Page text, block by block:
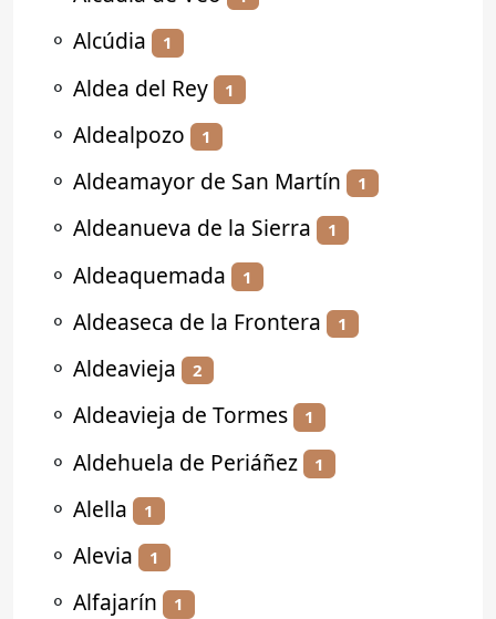
⚬ Alcúdia 1
⚬ Aldea del Rey 1
⚬ Aldealpozo 1
⚬ Aldeamayor de San Martín 1
⚬ Aldeanueva de la Sierra 1
⚬ Aldeaquemada 1
⚬ Aldeaseca de la Frontera 1
⚬ Aldeavieja 2
⚬ Aldeavieja de Tormes 1
⚬ Aldehuela de Periáñez 1
⚬ Alella 1
⚬ Alevia 1
⚬ Alfajarín 1